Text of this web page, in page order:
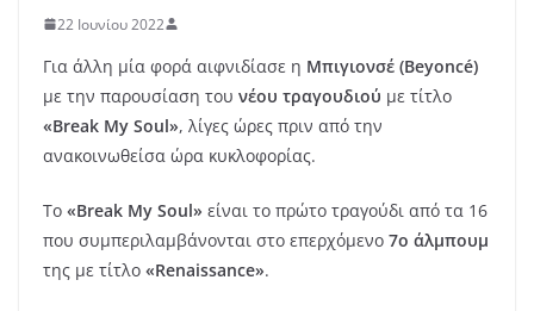
22 Ιουνίου 2022
Για άλλη μία φορά αιφνιδίασε η Μπιγιονσέ (Beyoncé)
με την παρουσίαση του νέου τραγουδιού με τίτλο
«Break My Soul», λίγες ώρες πριν από την
ανακοινωθείσα ώρα κυκλοφορίας.
Το «Break My Soul» είναι το πρώτο τραγούδι από τα 16
που συμπεριλαμβάνονται στο επερχόμενο 7ο άλμπουμ
της με τίτλο «Renaissance».